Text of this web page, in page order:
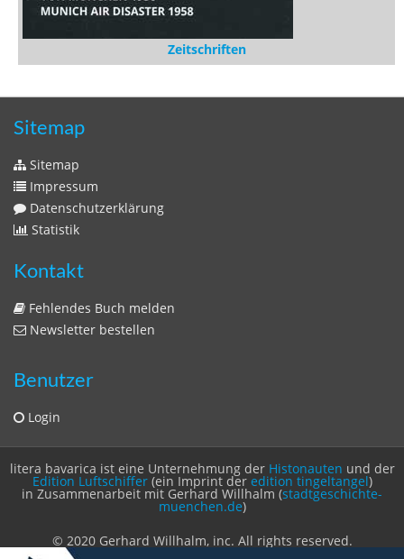
Zeitschriften
Sitemap
Sitemap
Impressum
Datenschutzerklärung
Statistik
Kontakt
Fehlendes Buch melden
Newsletter bestellen
Benutzer
Login
litera bavarica ist eine Unternehmung der Histonauten und der
Edition Luftschiffer(ein Imprint der edition tingeltangel)
in Zusammenarbeit mit Gerhard Willhalm (stadtgeschichte-
muenchen.de)
© 2020 Gerhard Willhalm, inc. All rights reserved.